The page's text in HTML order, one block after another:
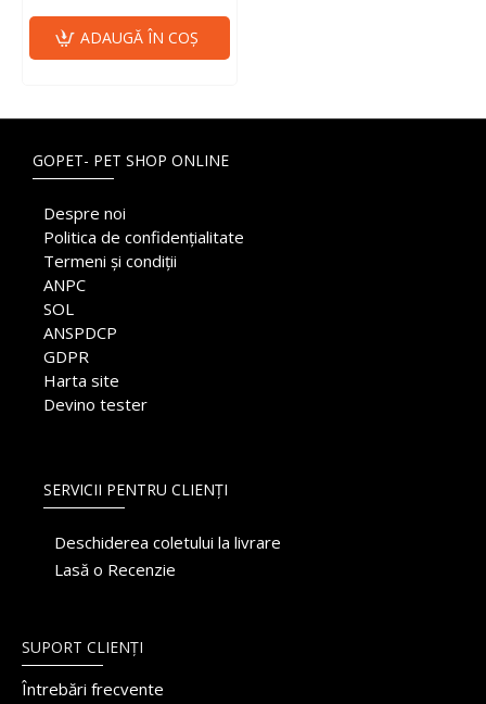
ADAUGĂ ÎN COŞ
GOPET- PET SHOP ONLINE
Despre noi
Politica de confidențialitate
Termeni și condiții
ANPC
SOL
ANSPDCP
GDPR
Harta site
Devino tester
SERVICII PENTRU CLIENȚI
Deschiderea coletului la livrare
Lasă o Recenzie
SUPORT CLIENȚI
Întrebări frecvente